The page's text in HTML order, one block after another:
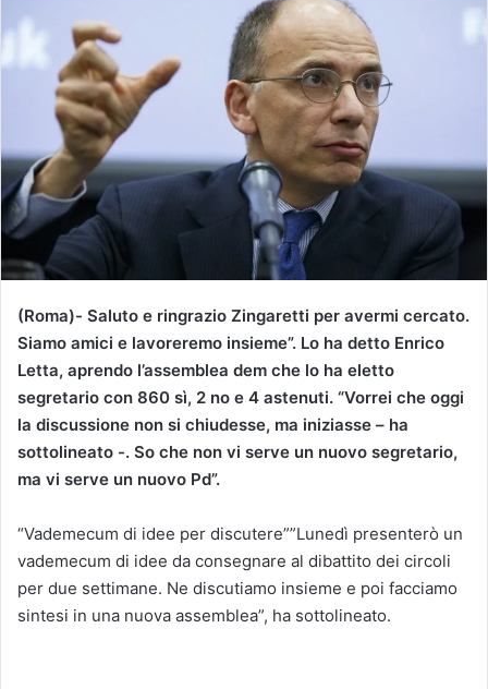
u
e
m
(Roma)- Saluto e ringrazio Zingaretti per avermi cercato.
Siamo amici e lavoreremo insieme”. Lo ha detto Enrico
Letta, aprendo l’assemblea dem che lo ha eletto
segretario con 860 sì, 2 no e 4 astenuti. “Vorrei che oggi
la discussione non si chiudesse, ma iniziasse – ha
sottolineato -. So che non vi serve un nuovo segretario,
ma vi serve un nuovo Pd”.
“Vademecum di idee per discutere””Lunedì presenterò un
vademecum di idee da consegnare al dibattito dei circoli
per due settimane. Ne discutiamo insieme e poi facciamo
sintesi in una nuova assemblea”, ha sottolineato.